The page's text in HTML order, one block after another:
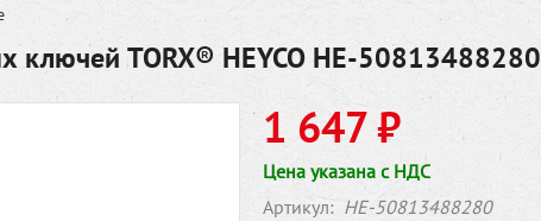
ключей TORX® HEYCO HE-50813488280
1 647 ₽
Цена указана с НДС
Артикул: HE-50813488280